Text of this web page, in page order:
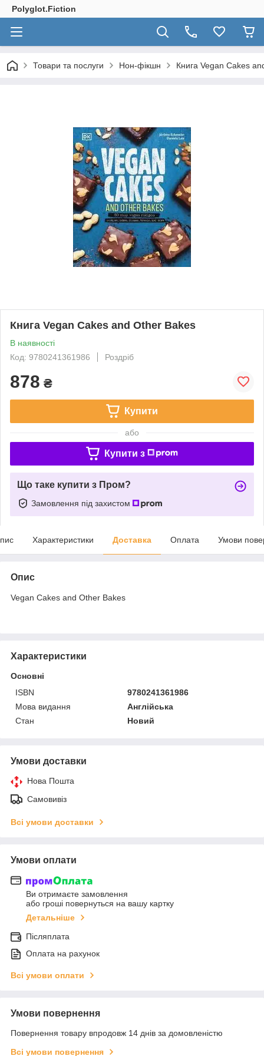
Polyglot.Fiction
Товари та послуги Нон-фікшн Книга Vegan Cakes
Книга Vegan Cakes and Other Bakes
В наявності
Код: 9780241361986
Роздріб
878 ₴
Купити
або
Купити з
Що таке купити з Пром?
Замовлення під захистом
Характеристики Доставка Оплата Умови
Опис
Vegan Cakes and Other Bakes
Характеристики
Основні
ISBN
9780241361986
Мова видання
Англійська
Стан
Новий
Умови доставки
Нова Пошта
Самовивіз
Всі умови доставки
Умови оплати
Ви отримаєте замовлення
або гроші повернуться на вашу картку
Детальніше
Післяплата
Оплата на рахунок
Всі умови оплати
Умови повернення
Повернення товару впродовж 14 днів за домовленістю
Всі умови повернення